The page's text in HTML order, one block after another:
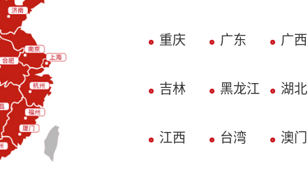
重庆 广东 广西
吉林 黑龙江 湖北
江西 台湾 澳门